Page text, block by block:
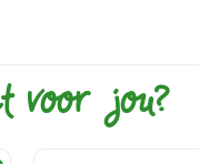
voor jou?